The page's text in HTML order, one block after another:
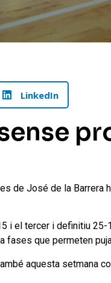
LinkedIn
de José de la
el tercer i definitiu
fases que permeten
aquesta setmana